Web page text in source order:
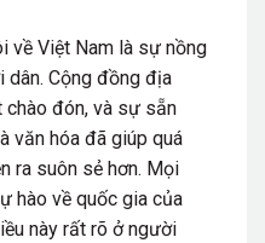
về Việt Nam là sự nồng
dân. Cộng đồng địa
chào đón, và sự sẵn
văn hóa đã giúp quá
ra suôn sẻ hơn. Mọi
hào về quốc gia của
này rất rõ ở người